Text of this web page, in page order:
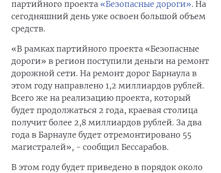
партийного проекта «Безопасные дороги». На
сегодняшний день уже освоен большой объем
средств.
«В рамках партийного проекта «Безопасные
дороги» в регион поступили деньги на ремонт
дорожной сети. На ремонт дорог Барнаула в
этом году направлено 1,2 миллиардов рублей.
Всего же на реализацию проекта, который
будет продолжаться 2 года, краевая столица
получит более 2,8 миллиардов рублей. За два
года в Барнауле будет отремонтировано 55
магистралей», - сообщил Бессарабов.
В этом году будет приведено в порядок около